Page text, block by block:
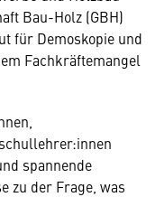
Bau-Holz (GBH)
für Demoskopie und
Fachkräftemangel
spannende
zu der Frage, was